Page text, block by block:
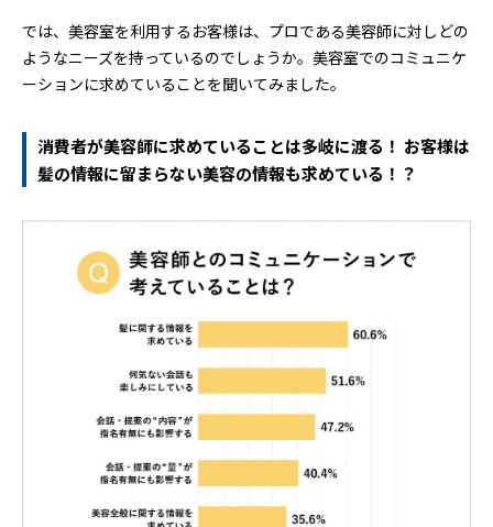
では、美容室を利用するお客様は、プロである美容師に対しどの
ようなニーズを持っているのでしょうか。美容室でのコミュニケ
ーションに求めていることを聞いてみました。
消費者が美容師に求めていることは多岐に渡る！ お客様は
髪の情報に留まらない美容の情報も求めている！？